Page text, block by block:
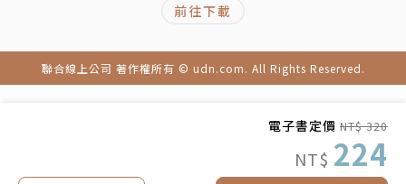
電子書定價 NT$ 320
NT$ 224
台北醫學大學醫學系畢業，曾任台北榮民總醫院泌尿外
科專科醫師，美國紐約康乃爾大學醫學中心、美國紐約
Albany醫學中心研究員。現任中國醫藥大學醫學系專
台灣泌尿科醫學會監事，並擔任台灣泌尿科治療指引委
前往下載
聯合線上公司 著作權所有 © udn.com. All Rights Reserved.